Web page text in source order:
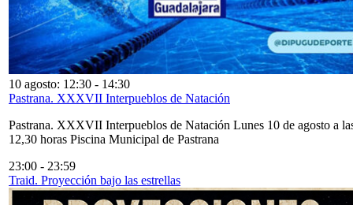
10 agosto: 12:30 - 14:30
Pastrana. XXXVII Interpueblos de Natación
Pastrana. XXXVII Interpueblos de Natación Lunes 10 de agosto a
12,30 horas Piscina Municipal de Pastrana
23:00 - 23:59
Traid. Proyección bajo las estrellas